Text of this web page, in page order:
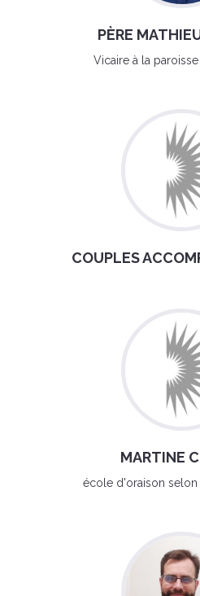
PÈRE
Vicaire à la
COUPLES
MARTINE
école d'oraison selon